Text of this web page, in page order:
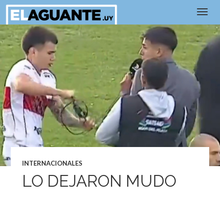
INTERNACIONALES
LO DEJARON MUDO